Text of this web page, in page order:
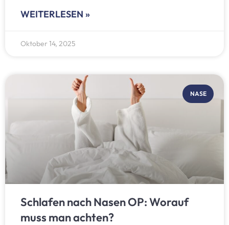
WEITERLESEN »
Oktober 14, 2025
NASE
Schlafen nach Nasen OP: Worauf
muss man achten?